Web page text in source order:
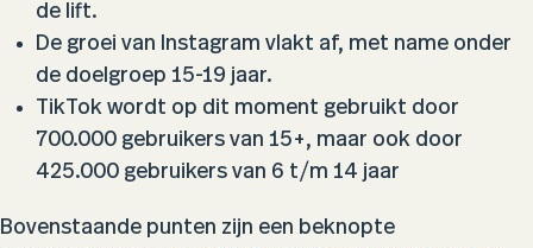
de lift.
De groei van Instagram vlakt af, met name onder
de doelgroep 15-19 jaar.
TikTok wordt op dit moment gebruikt door
700.000 gebruikers van 15+, maar ook door
425.000 gebruikers van 6 t/m 14 jaar
Bovenstaande punten zijn een beknopte